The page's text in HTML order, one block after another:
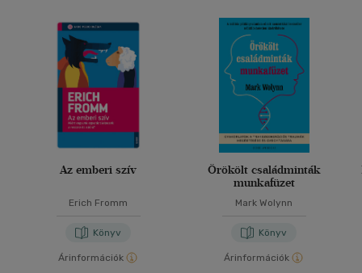
Az emberi szív
Erich Fromm
Könyv
Árinformációk
Örökölt családminták
munkafüzet
Mark Wolynn
Könyv
Árinformációk